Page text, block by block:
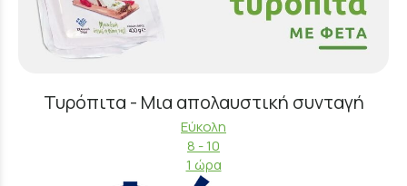
Τυρόπιτα - Μια απολαυστική συνταγή
Εύκολη
8 - 10
1 ώρα